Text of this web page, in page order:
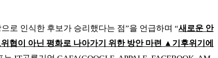
로 인식한 후보가 승리했다는 점”을 언급하며 “새로운 안
협이 아닌 평화로 나아가기 위한 방안 마련 ▲ 기후위기에